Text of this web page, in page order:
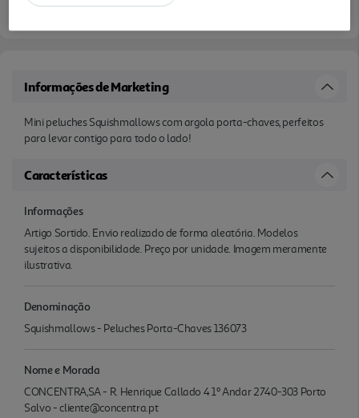
Entrega estimada entre10/08/2026 e 11/08/2026
Informações de Marketing
Mini peluches Squishmallows com argola porta-chaves, perfeitos
para levar contigo para todo o lado!
Características
Informações
Artigo Sortido. Envio realizado de forma aleatória. Modelos
sujeitos a disponibilidade. Preço por unidade. Imagem meramente
ilustrativa.
Denominação
Squishmallows - Peluches Porta-Chaves 136073
Nome e Morada
CONCENTRA,SA - R. Henrique Callado 4 1º Andar 2740-303 Porto
Salvo - cliente@concentra.pt